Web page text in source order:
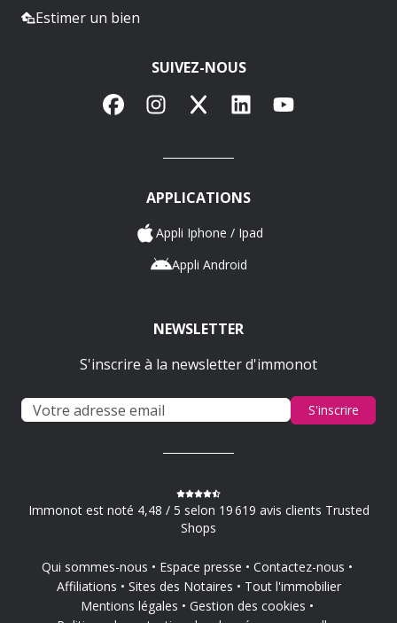
Estimer un bien
SUIVEZ-NOUS
FacebookInstagram
X LinkedInYouTube
APPLICATIONS
Appli Iphone / Ipad
Appli Android
NEWSLETTER
S'inscrire à la newsletter d'immonot
S'inscrire
Immonot est noté 4,48 / 5 selon 19 619 avis clients Trusted
Shops
Qui sommes-nous Espace presse
Contactez-nous
Affiliations
Sites des Notaires
Tout l'immobilier
Mentions légales
Gestion des cookies